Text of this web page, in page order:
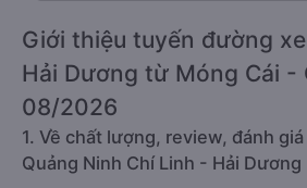
Giới thiệu tuyến đường
Hải Dương từ Móng Cái -
08/2026
1. Về chất lượng, review, đánh
Quảng Ninh Chí Linh - Hải Dương